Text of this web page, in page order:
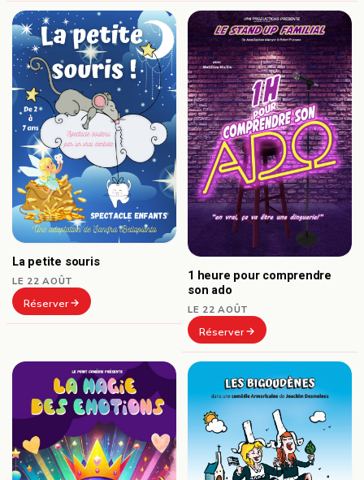
La petite souris
LE 22 AOÛT
Réserver
1 heure pour comprendre
son ado
LE 22 AOÛT
Réserver